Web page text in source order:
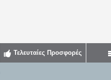
Τελευταίες Προσφορές